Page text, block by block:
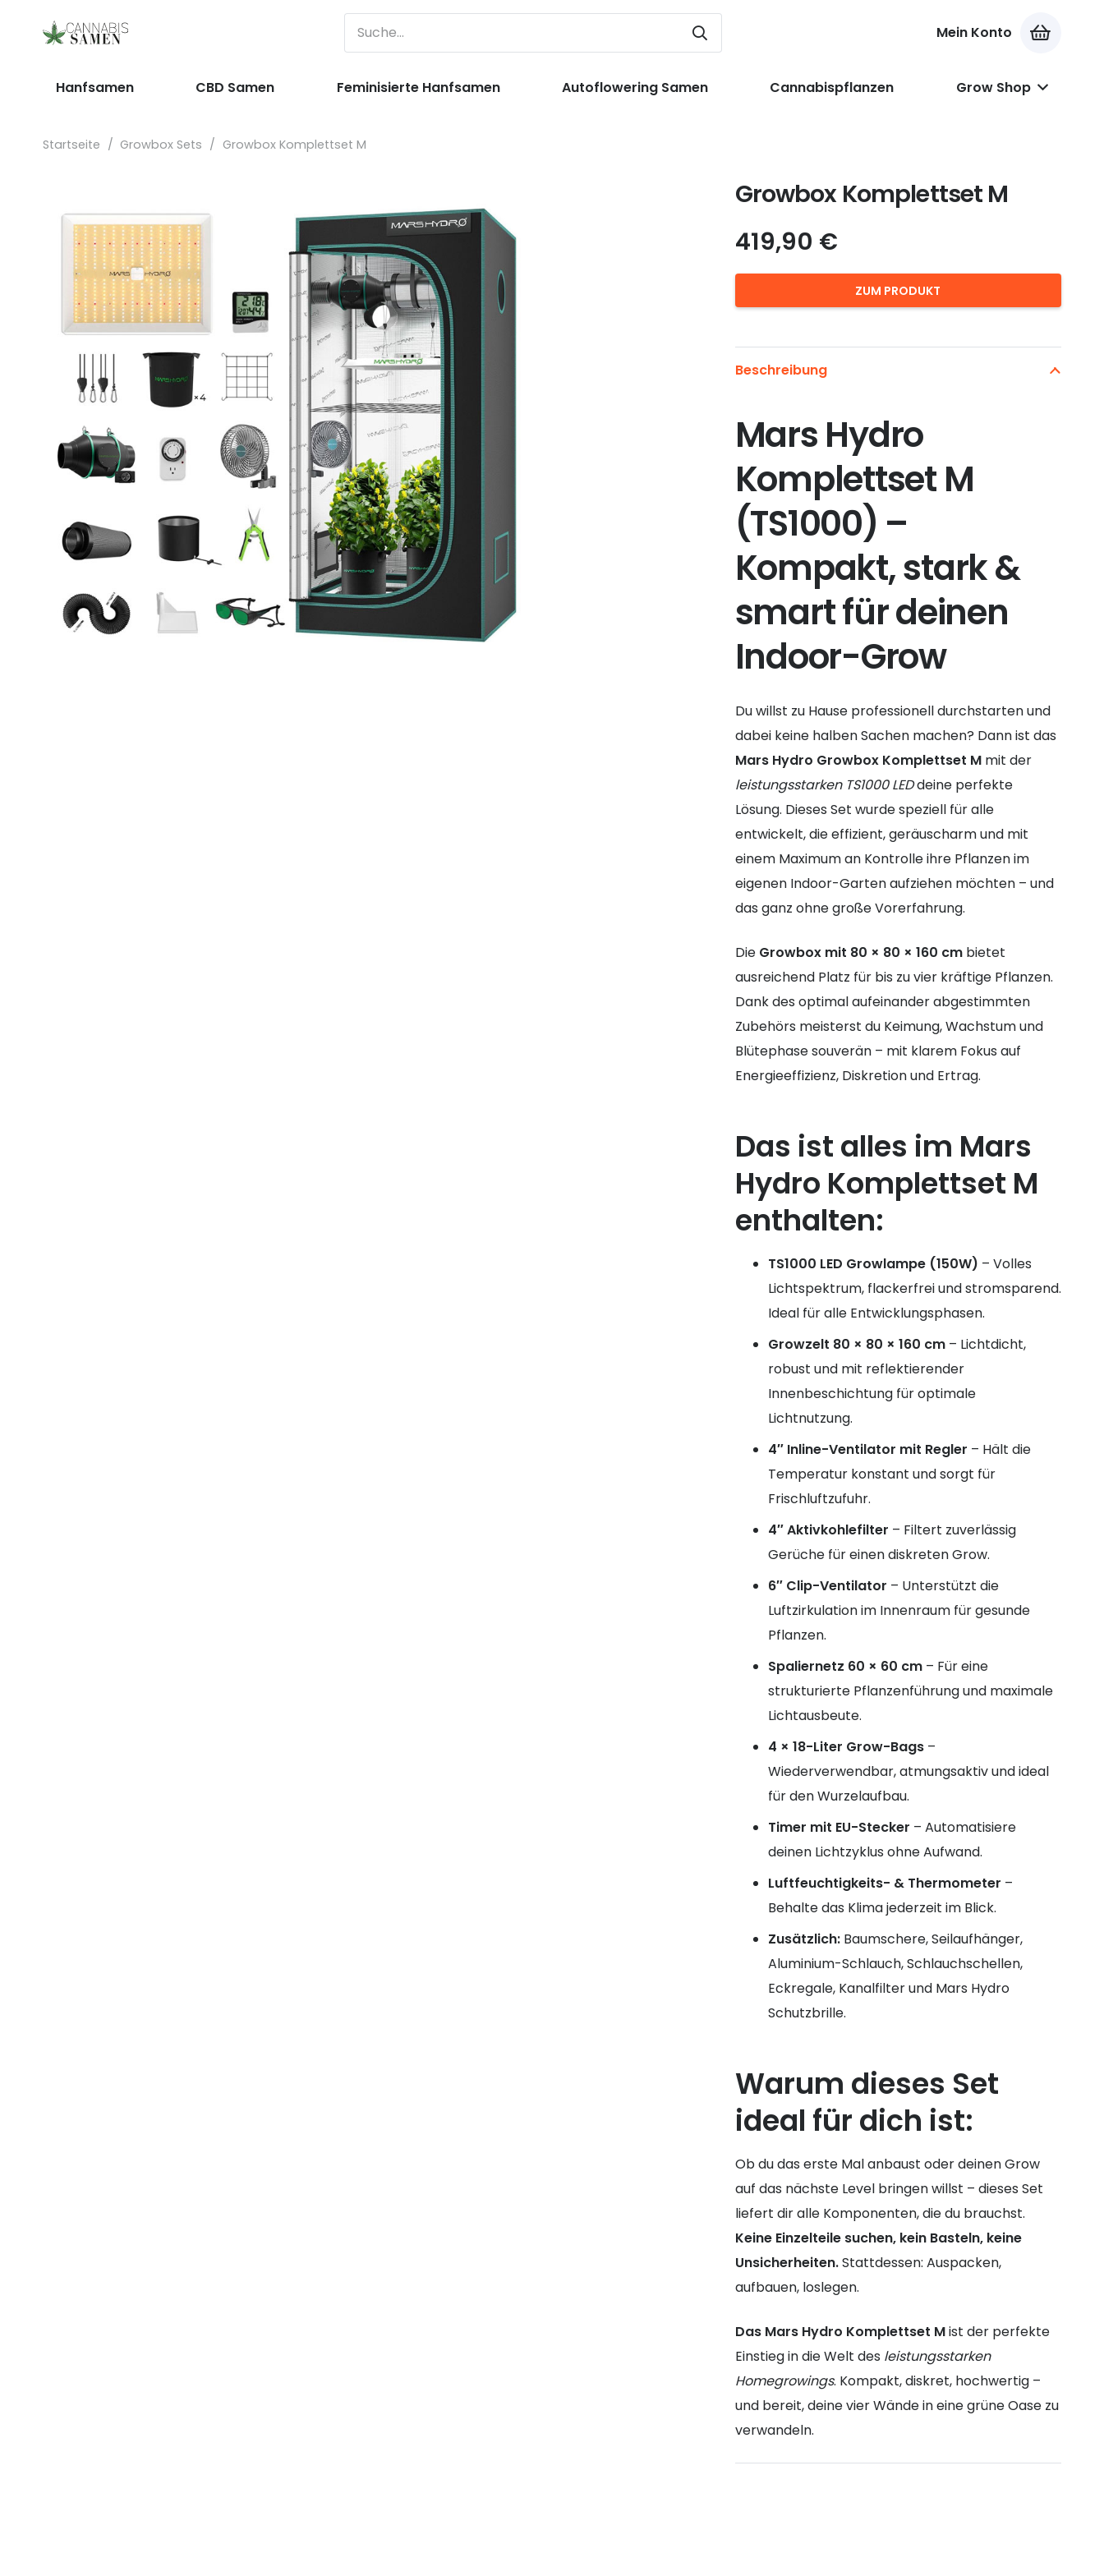
Mein Konto
Hanfsamen CBD Samen Feminisierte Hanfsamen Autoflowering Samen Cannabispflanzen Grow Shop
Startseite / Growbox Sets / Growbox Komplettset M
Growbox Komplettset M
419,90 €
ZUM PRODUKT
Beschreibung
Mars Hydro
Komplettset M
(TS1000) –
Kompakt, stark &
smart für deinen
Indoor-Grow
Du willst zu Hause professionell durchstarten und
dabei keine halben Sachen machen? Dann ist das
Mars Hydro Growbox Komplettset Mmit der
leistungsstarken TS1000 LEDdeine perfekte
Lösung. Dieses Set wurde speziell für alle
entwickelt, die effizient, geräuscharm und mit
einem Maximum an Kontrolle ihre Pflanzen im
eigenen Indoor-Garten aufziehen möchten – und
das ganz ohne große Vorerfahrung.
Die Growbox mit 80 × 80 × 160 cmbietet
ausreichend Platz für bis zu vier kräftige Pflanzen.
Dank des optimal aufeinander abgestimmten
Zubehörs meisterst du Keimung, Wachstum und
Blütephase souverän – mit klarem Fokus auf
Energieeffizienz, Diskretion und Ertrag.
Das ist alles im Mars
Hydro Komplettset M
enthalten:
TS1000 LED Growlampe (150W) – Volles
Lichtspektrum, flackerfrei und stromsparend.
Ideal für alle Entwicklungsphasen.
Growzelt 80 × 80 × 160 cm– Lichtdicht,
robust und mit reflektierender
Innenbeschichtung für optimale
Lichtnutzung.
4″ Inline-Ventilator mit Regler – Hält die
Temperatur konstant und sorgt für
Frischluftzufuhr.
4″ Aktivkohlefilter – Filtert zuverlässig
Gerüche für einen diskreten Grow.
6″ Clip-Ventilator – Unterstützt die
Luftzirkulation im Innenraum für gesunde
Pflanzen.
Spaliernetz 60 × 60 cm– Für eine
strukturierte Pflanzenführung und maximale
Lichtausbeute.
4 × 18-Liter Grow-Bags–
Wiederverwendbar, atmungsaktiv und ideal
für den Wurzelaufbau.
Timer mit EU-Stecker – Automatisiere
deinen Lichtzyklus ohne Aufwand.
Luftfeuchtigkeits- & Thermometer –
Behalte das Klima jederzeit im Blick.
Zusätzlich:Baumschere, Seilaufhänger,
Aluminium-Schlauch, Schlauchschellen,
Eckregale, Kanalfilter und Mars Hydro
Schutzbrille.
Warum dieses Set
ideal für dich ist:
Ob du das erste Mal anbaust oder deinen Grow
auf das nächste Level bringen willst – dieses Set
liefert dir alle Komponenten, die du brauchst.
Keine Einzelteile suchen, kein Basteln, keine
Unsicherheiten.Stattdessen: Auspacken,
aufbauen, loslegen.
Das Mars Hydro Komplettset Mist der perfekte
Einstieg in die Welt des leistungsstarken
Homegrowings. Kompakt, diskret, hochwertig –
und bereit, deine vier Wände in eine grüne Oase zu
verwandeln.